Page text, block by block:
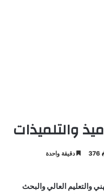
والتلميذات
376 دقيقة واحدة
والتعليم العالي والبحث